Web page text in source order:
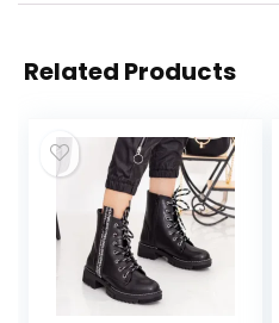
Related Products